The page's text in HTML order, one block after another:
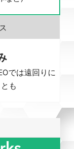
では遠回りに
も